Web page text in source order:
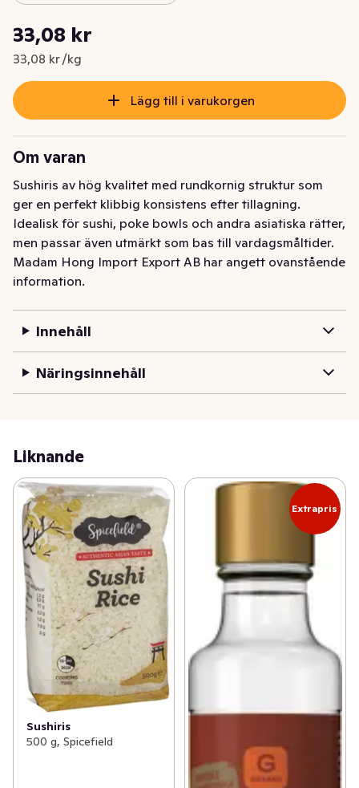
Nuvarande pris är: 33,08 kr
33,08 kr
33,08 kr /kg
Styckpris: 33,08 kr /kg
Lägg till i varukorgen
Om varan
Sushiris av hög kvalitet med rundkornig struktur som
ger en perfekt klibbig konsistens efter tillagning.
Idealisk för sushi, poke bowls och andra asiatiska rätter,
men passar även utmärkt som bas till vardagsmåltider.
Madam Hong Import Export AB har angett ovanstående
information.
Innehåll
Näringsinnehåll
Liknande
Sushiris
500 g, Spicefield
Extrapris